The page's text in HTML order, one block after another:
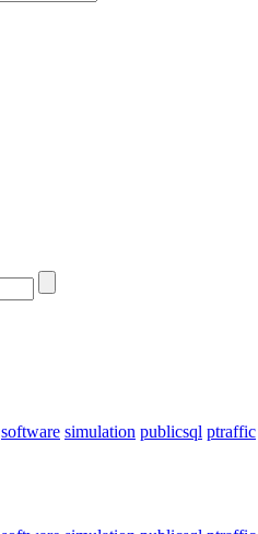
software simulation publicsql ptraffic